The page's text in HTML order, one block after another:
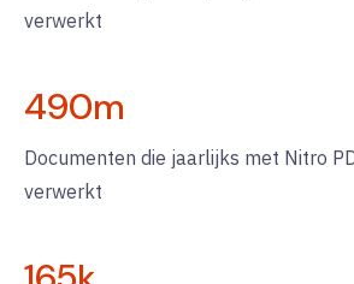
verwerkt
490m
Documenten die jaarlijks met Nitro
verwerkt